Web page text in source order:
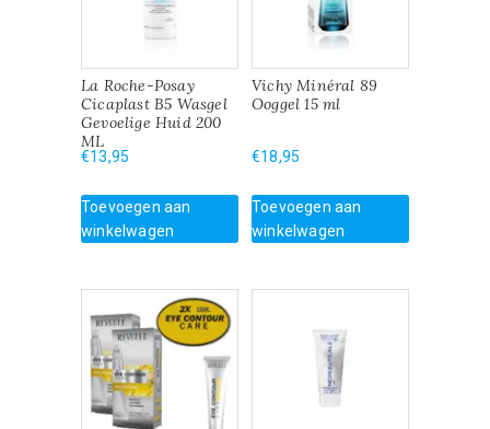
La Roche-Posay
Cicaplast B5 Wasgel
Gevoelige Huid 200
ML
€13,95
Toevoegen aan
winkelwagen
Vichy Minéral 89
Ooggel 15 ml
€18,95
Toevoegen aan
winkelwagen